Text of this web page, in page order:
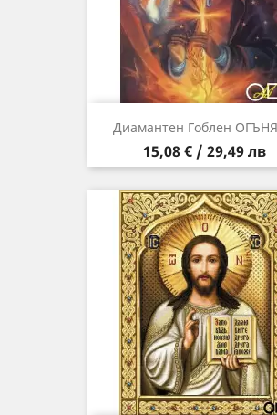
Диамантен Гоблен
Цена
15,08 € / 29,49 лв